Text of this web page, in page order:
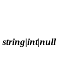
string|int|null